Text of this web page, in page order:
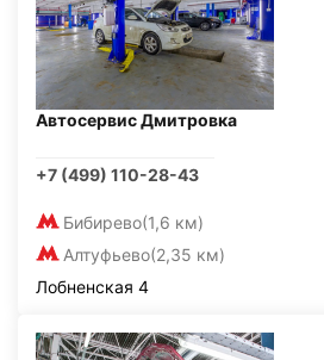
Автосервис Дмитровка
+7 (499) 110-28-43
Бибирево(1,6 км)
Алтуфьево(2,35 км)
Лобненская 4